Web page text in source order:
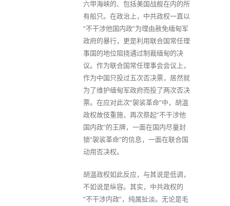
六甲海峡的、包括美国战舰在内的所
有船只。在政治上，中共政权一直以
“不干涉他国内政”为理由赦免缅甸军
政府的暴行，更是利用联合国常任理
事国的地位阻挠通过制裁缅甸的决
议。作为联合国常任理事会会议上，
作为中国只投过五次否决票，居然就
为了维护缅甸军政府而投了两次否决
票。在应对此次“袈裟革命”中，胡温
政权故伎重施，再次祭起“不干涉他
国内政”的王牌，一面在国内尽量封
锁“袈裟革命”的信息，一面在联合国
动用否决权。
胡温政权如此反应，与其说是低调，
不如说是纵容。其实，中共政权的
“不干涉内政”，纯属扯淡。无论是毛